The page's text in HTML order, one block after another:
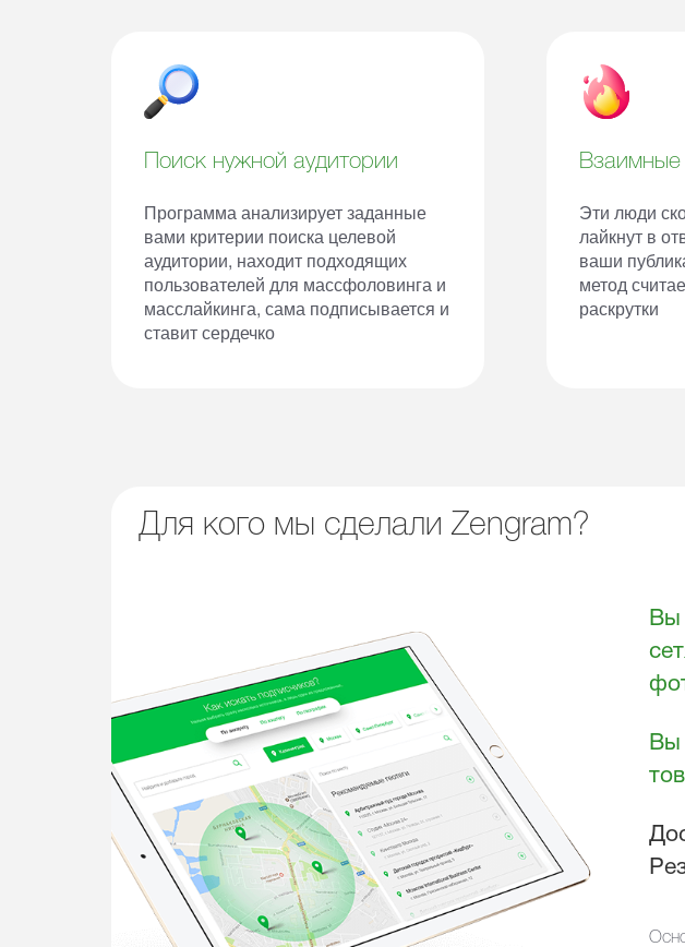
Поиск нужной аудитории
Программа анализирует заданные
вами критерии поиска целевой
аудитории, находит подходящих
пользователей для массфоловинга и
масслайкинга, сама подписывается и
ставит сердечко
Взаимные
Эти люди
лайкнут в
ваши
метод
раскрутки
Для кого мы сделали Zengram?
Вы
Вы